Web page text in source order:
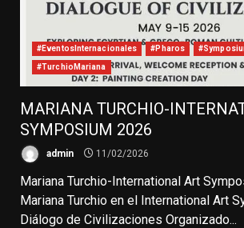
#EventosInternacionales #Pharos
#TurchioMariana
MARIANA TURCHIO-
SYMPOSIUM 2026
admin 11/02/2026
Mariana Turchio-International Art
Mariana Turchio en el International Art
Diálogo de Civilizaciones Organizado...